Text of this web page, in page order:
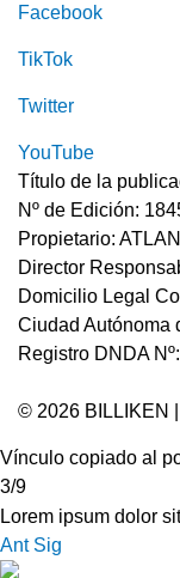
Facebook
TikTok
Twitter
YouTube
Título de la
Nº de Edición:
Propietario:
Director
Domicilio Legal
Ciudad Autónoma
Registro DNDA
© 2026 BILLIKEN
Vínculo copiado al
3/9
Lorem ipsum dolor
Ant Sig